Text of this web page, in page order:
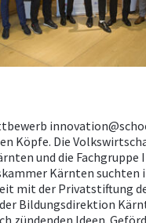
KONTAKT
AMTLICHE
Köpfe. Die
und die Fachgruppe
Kärnten suchten
mit der Privatstiftung
Bildungsdirektion
zündenden Ideen.